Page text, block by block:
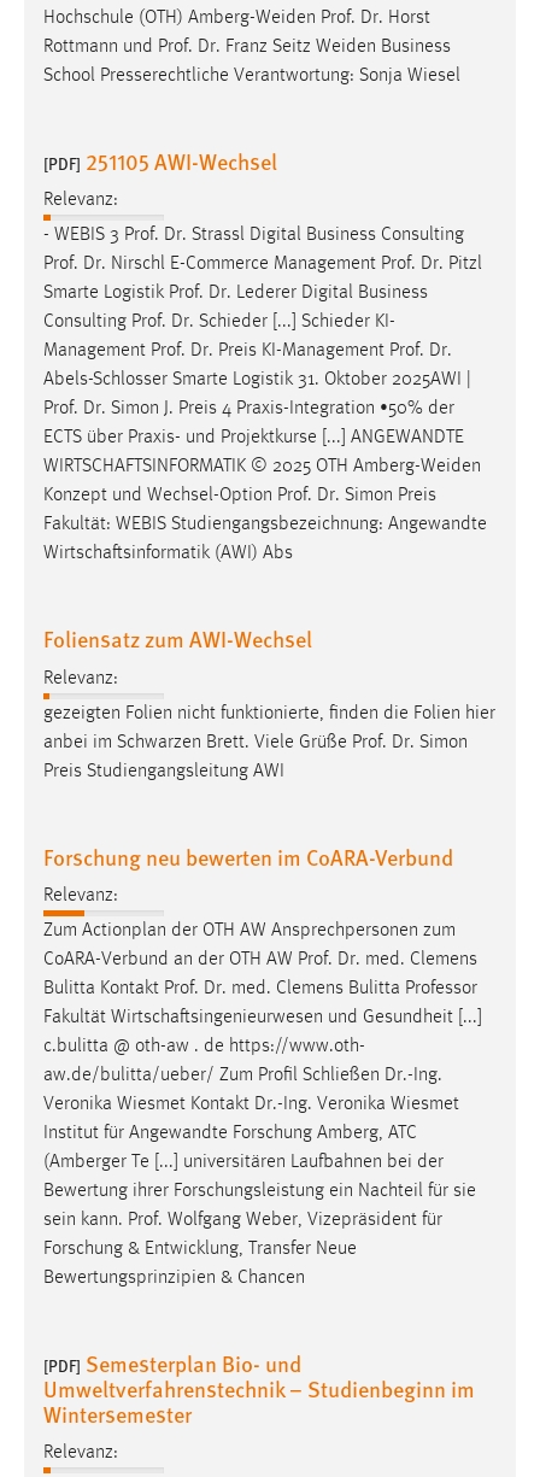
Hochschule (OTH) Amberg-Weiden Prof. Dr. Horst
Rottmann und Prof. Dr. Franz Seitz Weiden Business
School Presserechtliche Verantwortung: Sonja Wiesel
[PDF] 251105 AWI-Wechsel
Relevanz:
- WEBIS 3 Prof. Dr. Strassl Digital Business Consulting
Prof. Dr. Nirschl E-Commerce Management Prof. Dr. Pitzl
Smarte Logistik Prof. Dr. Lederer Digital Business
Consulting Prof. Dr. Schieder [...] Schieder KI-
Management Prof. Dr. Preis KI-Management Prof. Dr.
Abels-Schlosser Smarte Logistik 31. Oktober 2025AWI |
Prof. Dr. Simon J. Preis 4 Praxis-Integration •50% der
ECTS über Praxis- und Projektkurse [...] ANGEWANDTE
WIRTSCHAFTSINFORMATIK © 2025 OTH Amberg-Weiden
Konzept und Wechsel-Option Prof. Dr. Simon Preis
Fakultät: WEBIS Studiengangsbezeichnung: Angewandte
Wirtschaftsinformatik (AWI) Abs
Foliensatz zum AWI-Wechsel
Relevanz:
gezeigten Folien nicht funktionierte, finden die Folien hier
anbei im Schwarzen Brett. Viele Grüße Prof. Dr. Simon
Preis Studiengangsleitung AWI
Forschung neu bewerten im CoARA-Verbund
Relevanz:
Zum Actionplan der OTH AW Ansprechpersonen zum
CoARA-Verbund an der OTH AW Prof. Dr. med. Clemens
Bulitta Kontakt Prof. Dr. med. Clemens Bulitta Professor
Fakultät Wirtschaftsingenieurwesen und Gesundheit [...]
c.bulitta @ oth-aw . de https://www.oth-
aw.de/bulitta/ueber/ Zum Profil Schließen Dr.-Ing.
Veronika Wiesmet Kontakt Dr.-Ing. Veronika Wiesmet
Institut für Angewandte Forschung Amberg, ATC
(Amberger Te [...] universitären Laufbahnen bei der
Bewertung ihrer Forschungsleistung ein Nachteil für sie
sein kann. Prof. Wolfgang Weber, Vizepräsident für
Forschung & Entwicklung, Transfer Neue
Bewertungsprinzipien & Chancen
[PDF] Semesterplan Bio- und
Umweltverfahrenstechnik – Studienbeginn im
Wintersemester
Relevanz: